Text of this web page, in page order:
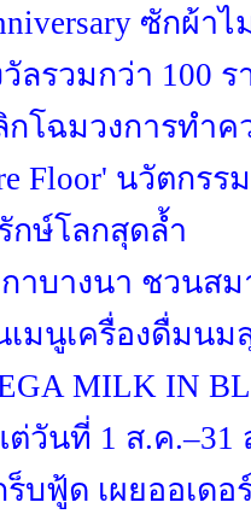
ซักผ้า
วัลรวมกว่า 100
โฉมวงการทำค
Floor' นวัตกร
กษ์โลกสุดล้ำ
กาบางนา ชวนส
เมนูเครื่องดื่มน
MILK IN
ต่วันที่ 1 ส.ค
ร็บฟู้ด เผยออเดอ